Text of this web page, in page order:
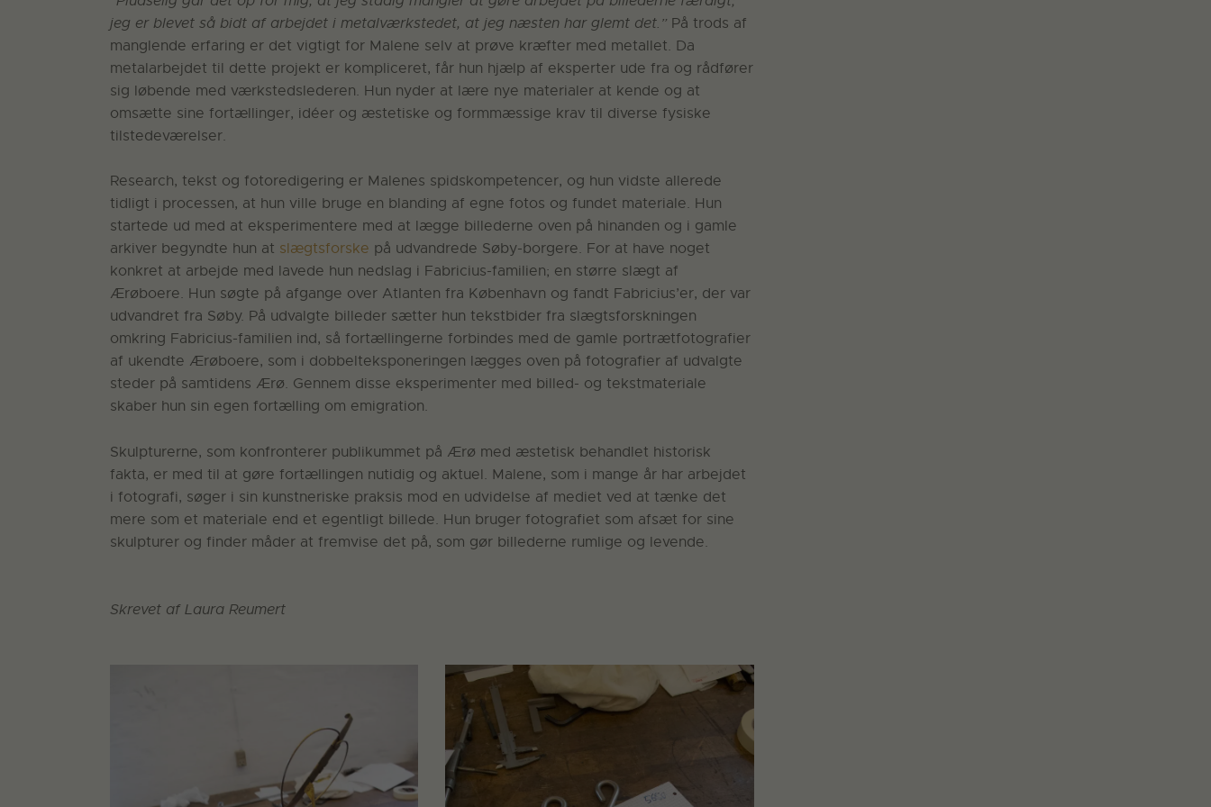
jeg er blevet så bidt af arbejdet i metalværkstedet, at jeg næsten har glemt det.” På trods af
manglende erfaring er det vigtigt for Malene selv at prøve kræfter med metallet. Da
metalarbejdet til dette projekt er kompliceret, får hun hjælp af eksperter ude fra og rådfører
sig løbende med værkstedslederen. Hun nyder at lære nye materialer at kende og at
omsætte sine fortællinger, idéer og æstetiske og formmæssige krav til diverse fysiske
tilstedeværelser.
Research, tekst og fotoredigering er Malenes spidskompetencer, og hun vidste allerede
tidligt i processen, at hun ville bruge en blanding af egne fotos og fundet materiale. Hun
startede ud med at eksperimentere med at lægge billederne oven på hinanden og i gamle
arkiver begyndte hun at slægtsforske på udvandrede Søby-borgere. For at have noget
konkret at arbejde med lavede hun nedslag i Fabricius-familien; en større slægt af
Ærøboere. Hun søgte på afgange over Atlanten fra København og fandt Fabricius’er, der var
udvandret fra Søby. På udvalgte billeder sætter hun tekstbider fra slægtsforskningen
omkring Fabricius-familien ind, så fortællingerne forbindes med de gamle portrætfotografier
af ukendte Ærøboere, som i dobbelteksponeringen lægges oven på fotografier af udvalgte
steder på samtidens Ærø. Gennem disse eksperimenter med billed- og tekstmateriale
skaber hun sin egen fortælling om emigration.
Skulpturerne, som konfronterer publikummet på Ærø med æstetisk behandlet historisk
fakta, er med til at gøre fortællingen nutidig og aktuel. Malene, som i mange år har arbejdet
i fotografi, søger i sin kunstneriske praksis mod en udvidelse af mediet ved at tænke det
mere som et materiale end et egentligt billede. Hun bruger fotografiet som afsæt for sine
skulpturer og finder måder at fremvise det på, som gør billederne rumlige og levende.
Skrevet af Laura Reumert